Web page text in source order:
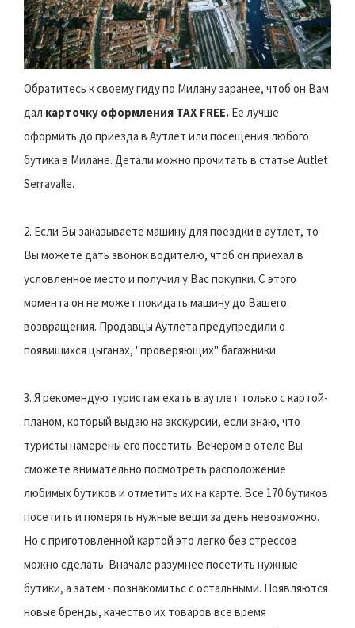
Обратитесь к своему гиду по Милану заранее, чтоб он Вам
дал карточку оформления TAX FREE. Ее лучше
оформить до приезда в Аутлет или посещения любого
бутика в Милане. Детали можно прочитать в статье Autlet
Serravalle.
2. Если Вы заказываете машину для поездки в аутлет, то
Вы можете дать звонок водителю, чтоб он приехал в
условленное место и получил у Вас покупки. С этого
момента он не может покидать машину до Вашего
возвращения. Продавцы Аутлета предупредили о
появишихся цыганах, "проверяющих" багажники.
3. Я рекомендую туристам ехать в аутлет только с картой-
планом, который выдаю на экскурсии, если знаю, что
туристы намерены его посетить. Вечером в отеле Вы
сможете внимательно посмотреть расположение
любимых бутиков и отметить их на карте. Все 170 бутиков
посетить и померять нужные вещи за день невозможно.
Но с приготовленной картой это легко без стрессов
можно сделать. Вначале разумнее посетить нужные
бутики, а затем - познакомитьс с остальными. Появляются
новые бренды, качество их товаров все время